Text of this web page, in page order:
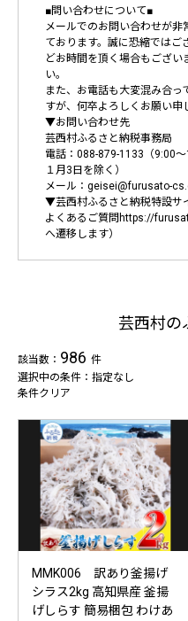
■問い合わせについて■
メールでのお問い合わせが非
ております。誠に恐縮ではご
どお時間を頂く場合もござい
い。
また、お電話も大変混み合っ
すが、何卒よろしくお願い申
▼お問い合わせ先
芸西村ふるさと納税事務局
電話：088-879-1133（9:00
１月3日を除く）
メール：geisei@furusato-
▼芸西村ふるさと納税特設サ
よくあるご質問https://
へ遷移します）
芸西村の
該当数： 986 件
選択中の条件：指定なし
条件クリア
MMK006 訳あり釜揚げ
シラス2kg 高知県産 釜揚
げしらす 簡易梱包 わけあ